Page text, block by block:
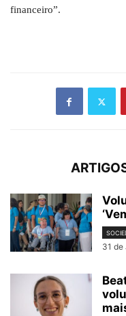
financeiro”.
31 de